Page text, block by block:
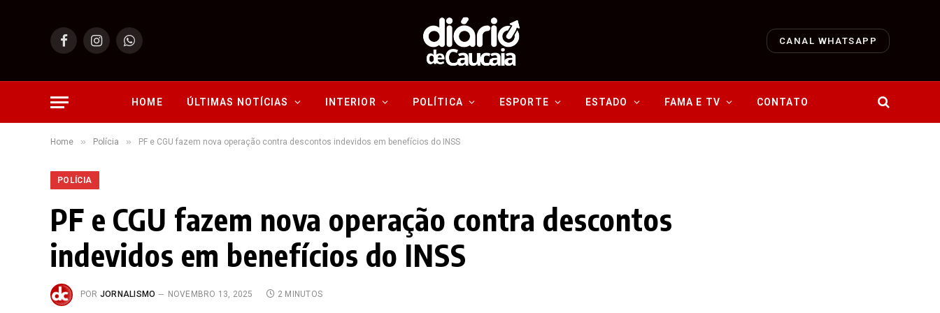
FacebookInstagramWhatsApp CANAL WHATSAPP
HOME ÚLTIMAS NOTÍCIAS INTERIOR POLÍTICA ESPORTE ESTADO FAMA E TV CONTATO
Home » Polícia » PF e CGU fazem nova operação contra descontos indevidos em benefícios do INSS
POLÍCIA
PF e CGU fazem nova operação contra descontos
indevidos em benefícios do INSS
POR JORNALISMO NOVEMBRO 13, 2025 2 MINUTOS